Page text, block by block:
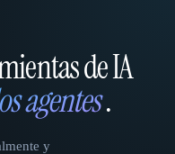
de IA
agentes.
y